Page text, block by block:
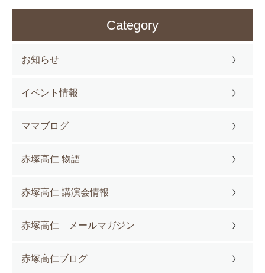
Category
お知らせ
イベント情報
ママブログ
赤塚高仁 物語
赤塚高仁 講演会情報
赤塚高仁 メールマガジン
赤塚高仁ブログ